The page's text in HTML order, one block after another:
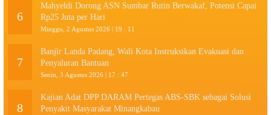
6
Mahyeldi Dorong ASN Sumbar Rutin Berwakaf, Potensi Capai
Rp25 Juta per Hari
Minggu, 2 Agustus 2026 | 19 : 11
7
Banjir Landa Padang, Wali Kota Instruksikan Evakuasi dan
Penyaluran Bantuan
Senin, 3 Agustus 2026 | 17 : 47
8
Kajian Adat DPP DARAM Pertegas ABS-SBK sebagai Solusi
Penyakit Masyarakat Minangkabau